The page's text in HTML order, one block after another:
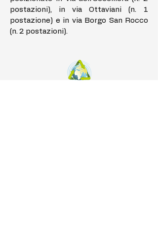
postazioni), in via Ottaviani (n. 1
postazione) e in via Borgo San Rocco
(n. 2 postazioni).